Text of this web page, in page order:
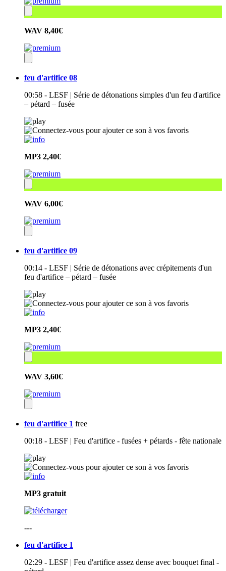
WAV 8,40€
feu d'artifice 08
00:58 - LESF | Série de détonations simples d'un feu d'artifice
– pétard – fusée
MP3 2,40€
WAV 6,00€
feu d'artifice 09
00:14 - LESF | Série de détonations avec crépitements d'un
feu d'artifice – pétard – fusée
MP3 2,40€
WAV 3,60€
feu d'artifice 1 free
00:18 - LESF | Feu d'artifice - fusées + pétards - fête nationale
MP3 gratuit
---
feu d'artifice 1
02:29 - LESF | Feu d'artifice assez dense avec bouquet final -